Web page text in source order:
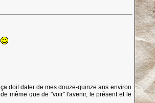
doit dater de mes douze-quinze ans environ
même que de "voir" l'avenir, le présent et le